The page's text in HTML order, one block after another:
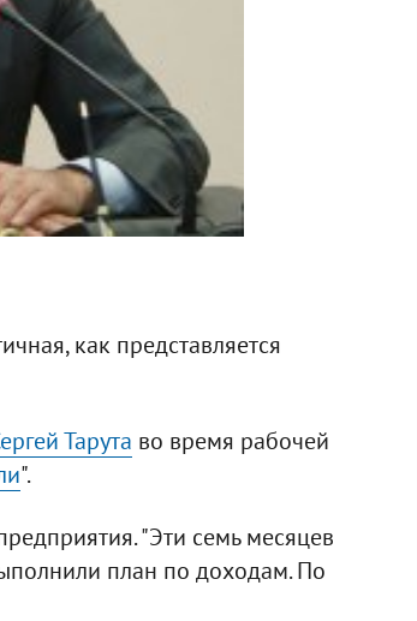
как представляется
Тарута во время рабочей
".
"Эти семь месяцев
план по доходам. По